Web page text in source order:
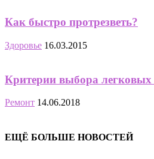
Как быстро протрезветь?
Здоровье 16.03.2015
Критерии выбора
Ремонт 14.06.2018
ЕЩЁ БОЛЬШЕ НОВОСТЕЙ